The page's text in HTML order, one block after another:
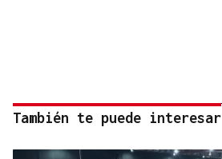
También te puede interesar